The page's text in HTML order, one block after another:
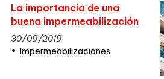
La importancia de una
buena impermeabilización
30/09/2019
Impermeabilizaciones